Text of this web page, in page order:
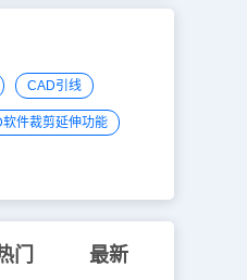
CAD引线
软件裁剪延伸功能
门 最新